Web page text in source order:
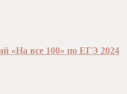
«На все 100» по ЕГЭ 2024